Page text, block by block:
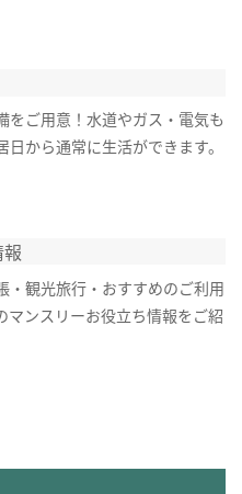
をご用意！水道やガス・電気も
日から通常に生活ができます。
・観光旅行・おすすめのご利用
マンスリーお役立ち情報をご紹